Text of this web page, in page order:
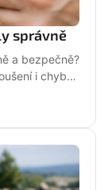
správně
a bezpečně?
i chyby,